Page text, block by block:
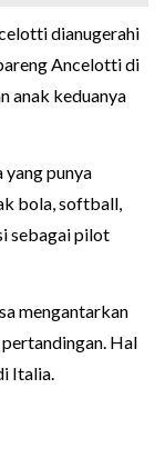
dianugerahi
Ancelotti di
anak keduanya
yang punya
bola, softball,
sebagai pilot
mengantarkan
Hal
Italia.